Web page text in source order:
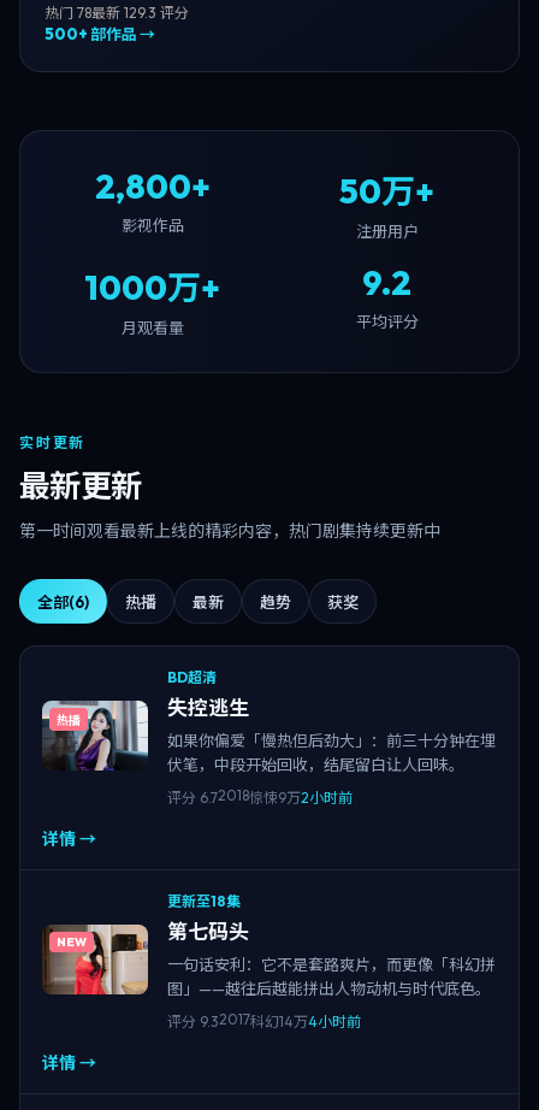
热门 78最新 129.3 评分
500+ 部作品 →
2,800+
影视作品
50万+
注册用户
1000万+
月观看量
9.2
平均评分
实时更新
最新更新
第一时间观看最新上线的精彩内容，热门剧集持续更新中
全部(6) 热播 最新 趋势 获奖
热播
BD超清
失控逃生
如果你偏爱「慢热但后劲大」：前三十分钟在埋
伏笔，中段开始回收，结尾留白让人回味。
评分 6.72018惊悚9万2小时前
详情 →
NEW
更新至18集
第七码头
一句话安利：它不是套路爽片，而更像「科幻拼
图」——越往后越能拼出人物动机与时代底色。
评分 9.32017科幻14万4小时前
详情 →